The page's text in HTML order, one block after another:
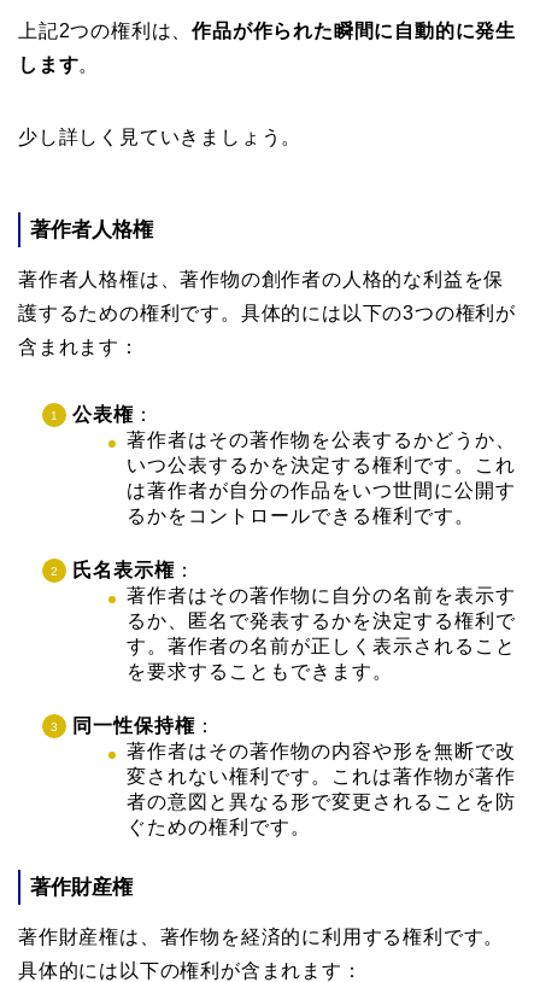
上記2つの権利は、作品が作られた瞬間に自動的に発生
します。
少し詳しく見ていきましょう。
著作者人格権
著作者人格権は、著作物の創作者の人格的な利益を保
護するための権利です。具体的には以下の3つの権利が
含まれます：
公表権 ：
著作者はその著作物を公表するかどうか、
いつ公表するかを決定する権利です。これ
は著作者が自分の作品をいつ世間に公開す
るかをコントロールできる権利です。
氏名表示権 ：
著作者はその著作物に自分の名前を表示す
るか、匿名で発表するかを決定する権利で
す。著作者の名前が正しく表示されること
を要求することもできます。
同一性保持権 ：
著作者はその著作物の内容や形を無断で改
変されない権利です。これは著作物が著作
者の意図と異なる形で変更されることを防
ぐための権利です。
著作財産権
著作財産権は、著作物を経済的に利用する権利です。
具体的には以下の権利が含まれます：